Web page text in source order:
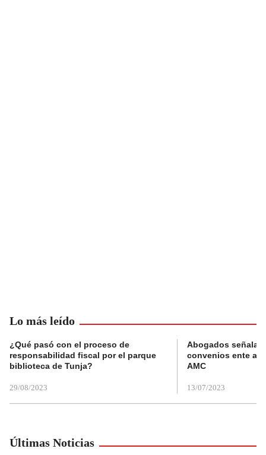
Lo más leído
¿Qué pasó con el proceso de
responsabilidad fiscal por el parque
biblioteca de Tunja?
29/08/2023
Abogados
convenios ente
AMC
13/07/2023
Últimas Noticias